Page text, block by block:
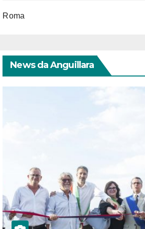
Roma
News da Anguillara